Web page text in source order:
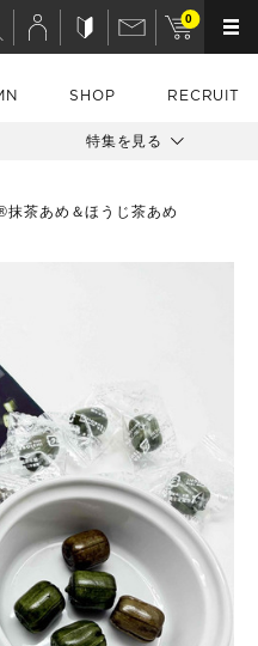
SHOP RECRUIT
0
特集を見る
抹茶あめ＆ほうじ茶あめ